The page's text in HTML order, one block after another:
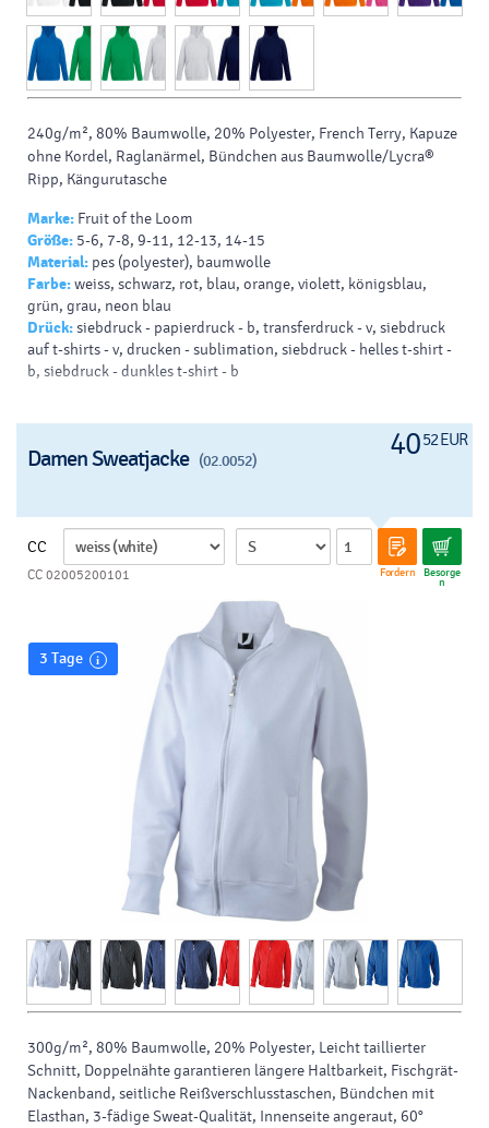
240g/m², 80% Baumwolle, 20% Polyester, French Terry, Kapuze
ohne Kordel, Raglanärmel, Bündchen aus Baumwolle/Lycra®
Ripp, Kängurutasche
Marke: Fruit of the Loom
Größe: 5-6, 7-8, 9-11, 12-13, 14-15
Material: pes (polyester), baumwolle
Farbe:weiss, schwarz, rot, blau, orange, violett, königsblau,
grün, grau, neon blau
Drück:siebdruck - papierdruck - b, transferdruck - v, siebdruck
auf t-shirts - v, drucken - sublimation, siebdruck - helles t-shirt -
b, siebdruck - dunkles t-shirt - b
4052 EUR
Damen Sweatjacke (02.0052)
CC
Fordern Besorge
n
CC 02005200101
3 Tage
300g/m², 80% Baumwolle, 20% Polyester, Leicht taillierter
Schnitt, Doppelnähte garantieren längere Haltbarkeit, Fischgrät-
Nackenband, seitliche Reißverschlusstaschen, Bündchen mit
Elasthan, 3-fädige Sweat-Qualität, Innenseite angeraut, 60°